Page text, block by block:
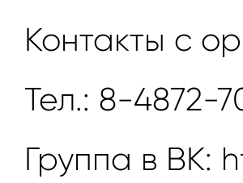
Контакты с
Тел.: 8-4872-
Группа в ВК: